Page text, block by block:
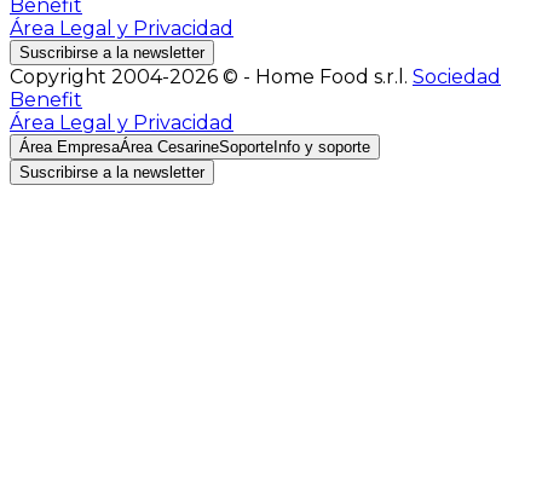
Benefit
Área Legal y Privacidad
Suscribirse a la newsletter
Copyright 2004-2026 © - Home Food s.r.l. Sociedad
Benefit
Área Legal y Privacidad
Área EmpresaÁrea CesarineSoporte Info y soporte
Suscribirse a la newsletter